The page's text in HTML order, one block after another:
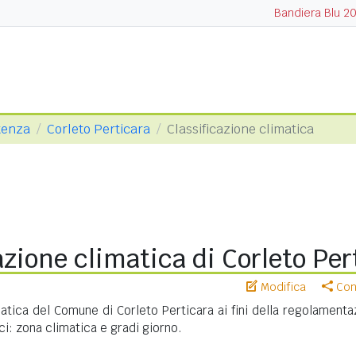
Bandiera Blu
Corleto Perticara Classificazione climatica
climatica di Corleto
Modifica
del Comune di Corleto Perticara ai fini della
zona climatica e gradi giorno.